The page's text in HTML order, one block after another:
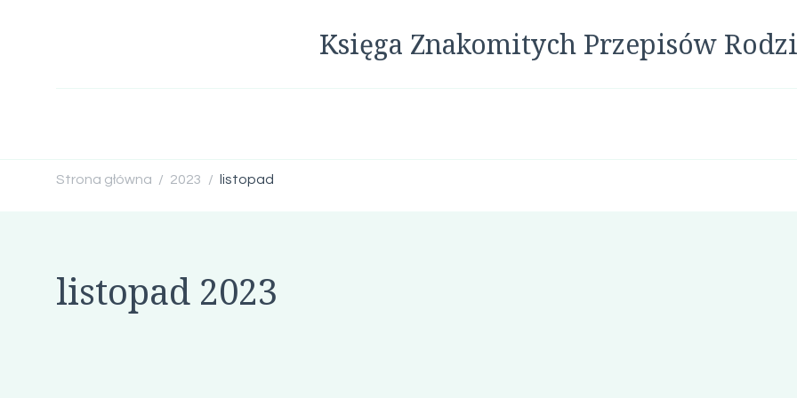
Księga Znakomitych Przepisów
Strona główna / 2023 / listopad
listopad 2023